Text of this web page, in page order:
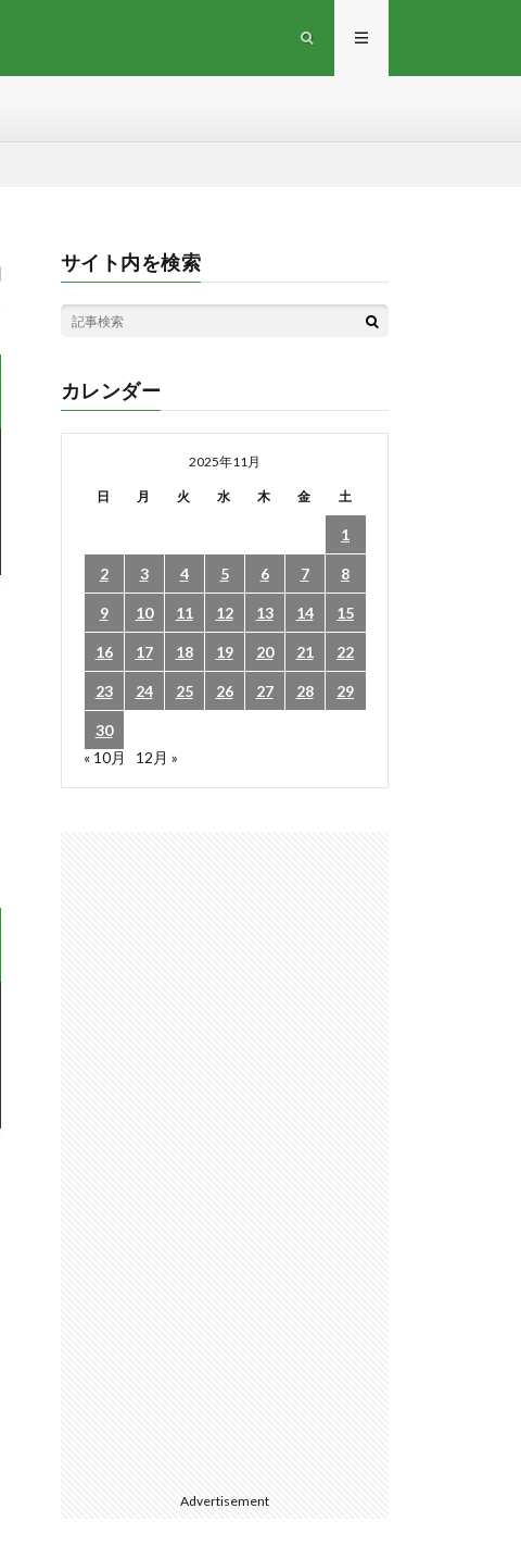
サイト内を検索
カレンダー
2025年11月
日 月 火 水 木 金 土
1
2 3 4 5 6 7 8
9 10 11 12 13 14 15
16 17 18 19 20 21 22
23 24 25 26 27 28 29
30
« 10月
12月 »
Advertisement